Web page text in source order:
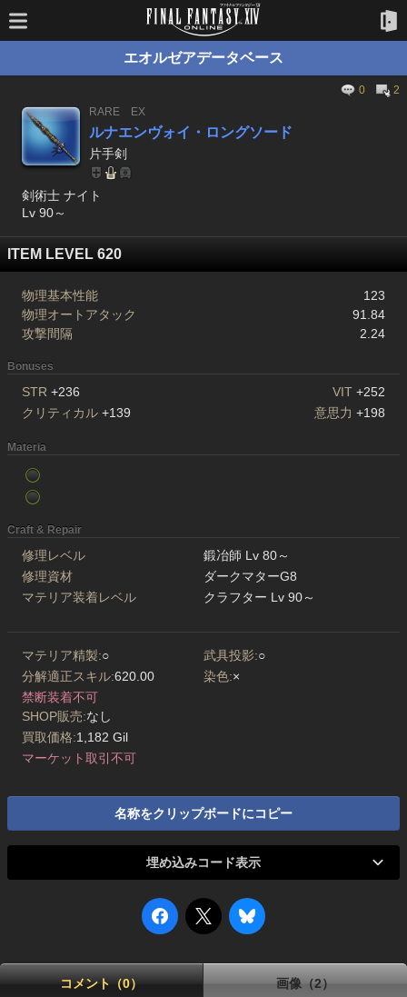
エオルゼアデータベース
0
2
RARE
EX
ルナエンヴォイ・ロングソード
片手剣
剣術士 ナイト
Lv 90～
ITEM LEVEL 620
物理基本性能
123
物理オートアタック
91.84
攻撃間隔
2.24
Bonuses
STR +236 VIT +252
クリティカル +139 意思力 +198
Materia
Craft & Repair
修理レベル
鍛冶師 Lv 80～
修理資材
ダークマターG8
マテリア装着レベル
クラフター Lv 90～
マテリア精製:○ 武具投影:○
分解適正スキル:620.00 染色:×
禁断装着不可
SHOP販売:なし
買取価格:1,182 Gil
マーケット取引不可
名称をクリップボードにコピー
埋め込みコード表示
コメント（0） 画像（2）